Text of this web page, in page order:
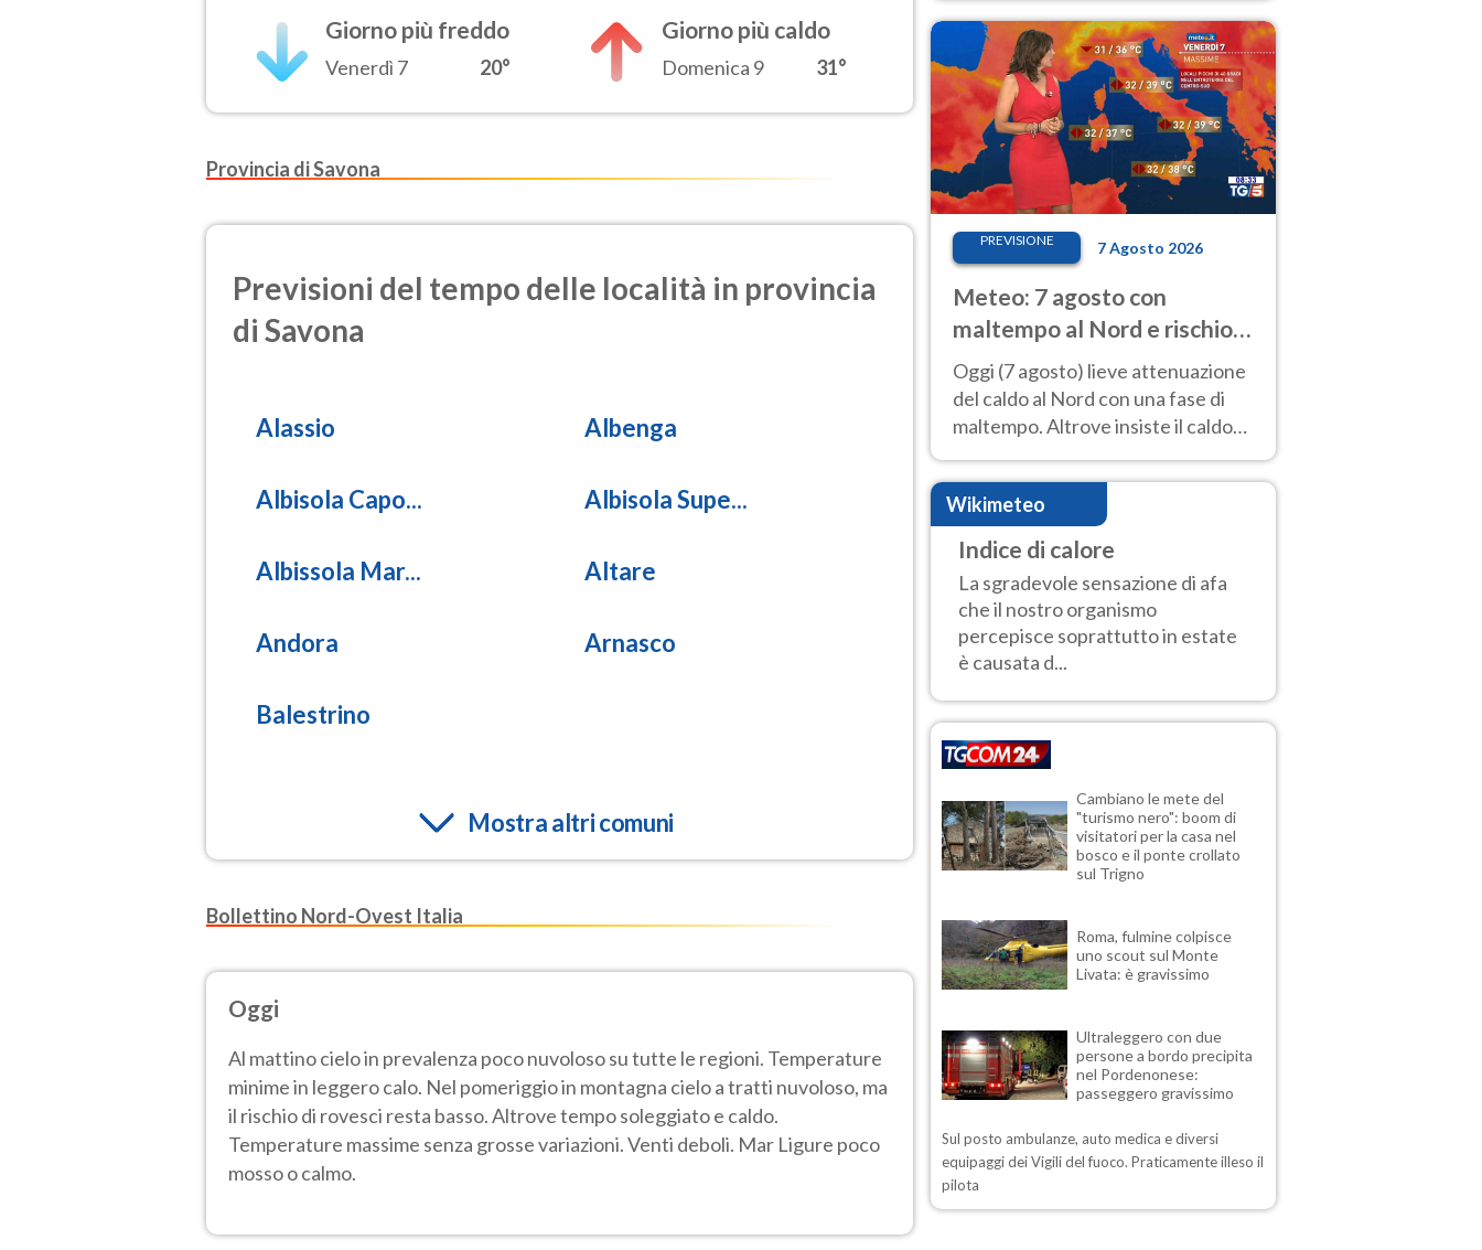
Giorno più freddo
Venerdì 7 20°
Giorno più caldo
Domenica 9 31°
Provincia di Savona
Previsioni del tempo delle località in provincia
di Savona
Alassio Albenga
Albisola Capo... Albisola Supe...
Albissola Mar... Altare
Andora Arnasco
Balestrino
Mostra altri comuni
Bollettino Nord-Ovest Italia
Oggi
Al mattino cielo in prevalenza poco nuvoloso su tutte le regioni. Temperature
minime in leggero calo. Nel pomeriggio in montagna cielo a tratti nuvoloso, ma
il rischio di rovesci resta basso. Altrove tempo soleggiato e caldo.
Temperature massime senza grosse variazioni. Venti deboli. Mar Ligure poco
mosso o calmo.
40 gradi.
PREVISIONE 7 Agosto 2026
Meteo: 7 agosto con
maltempo al Nord e rischio
nubifragi. Altrove caldo
estremo
Oggi (7 agosto) lieve attenuazione
del caldo al Nord con una fase di
maltempo. Altrove insiste il caldo
estremo con picchi di 40°C. Le
previsioni
Wikimeteo
Indice di calore
La sgradevole sensazione di afa
che il nostro organismo
percepisce soprattutto in estate
è causata d...
Cambiano le mete del
"turismo nero": boom di
visitatori per la casa nel
bosco e il ponte crollato
sul Trigno
Roma, fulmine colpisce
uno scout sul Monte
Livata: è gravissimo
Ultraleggero con due
persone a bordo precipita
nel Pordenonese:
passeggero gravissimo
Sul posto ambulanze, auto medica e diversi
equipaggi dei Vigili del fuoco. Praticamente illeso il
pilota